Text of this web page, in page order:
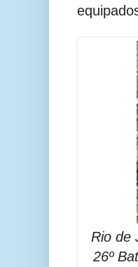
Rio de
26º